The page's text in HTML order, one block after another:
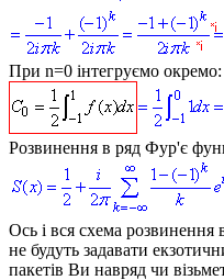
При n=0 інтегруємо окремо:
Розвинення в ряд Фур'є
Ось і вся схема
не будуть задавати
пакетів Ви навряд чи